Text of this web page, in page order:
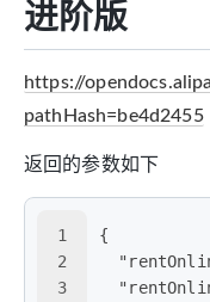
进阶版
https://
pathHash=be4d2455
返回的参数如下
1
2
3
{